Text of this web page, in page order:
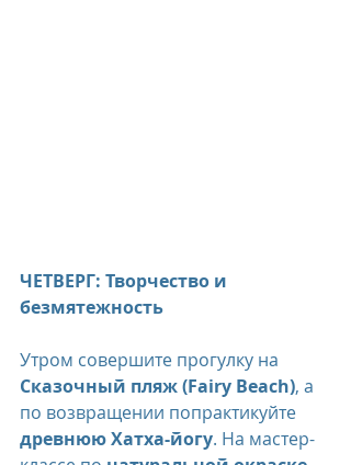
ЧЕТВЕРГ: Творчество и
безмятежность
Утром совершите прогулку на
Сказочный пляж (Fairy Beach), а
по возвращении попрактикуйте
древнюю Хатха-йогу. На мастер-